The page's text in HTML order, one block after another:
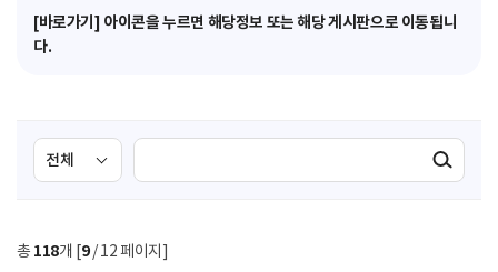
[바로가기] 아이콘을 누르면 해당정보 또는 해당 게시판으로 이동됩니
다.
검
색
선
색
검색실행
총 118개 [9/ 12 페이지]